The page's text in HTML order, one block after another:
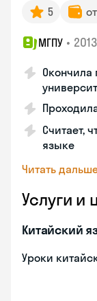
5
МГПУ •
Окончила
Считает,
языке
Читать
Услуги и
Китайский
Уроки